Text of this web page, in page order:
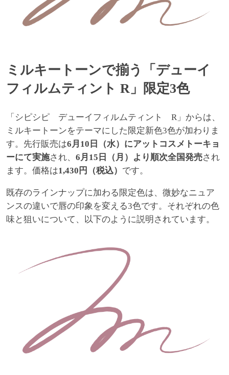
ミルキートーンで揃う「デューイ
フィルムティント R」限定3色
「シピシピ デューイフィルムティント R」からは、
ミルキートーンをテーマにした限定新色3色が加わりま
す。先行販売は6月10日（水）にアットコスメトーキョ
ーにて実施され、 6月15日（月）より順次全国発売され
ます。価格は1,430円（税込） です。
既存のラインナップに加わる限定色は、微妙なニュア
ンスの違いで唇の印象を変える3色です。それぞれの色
味と狙いについて、以下のように説明されています。